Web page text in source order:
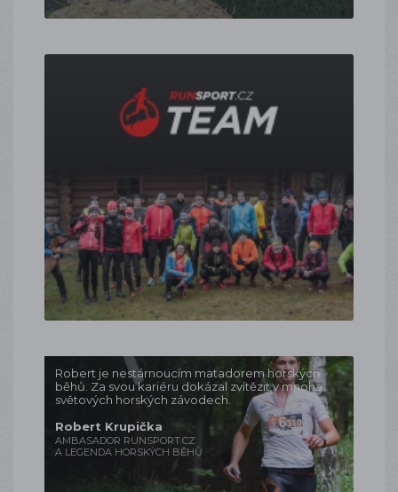
Robert je nestárnoucím matadorem horských
běhů. Za svou kariéru dokázal zvítězit v mnoha
světových horských závodech.
Robert Krupička
AMBASADOR RUNSPORT.CZ
A LEGENDA HORSKÝCH BĚHŮ